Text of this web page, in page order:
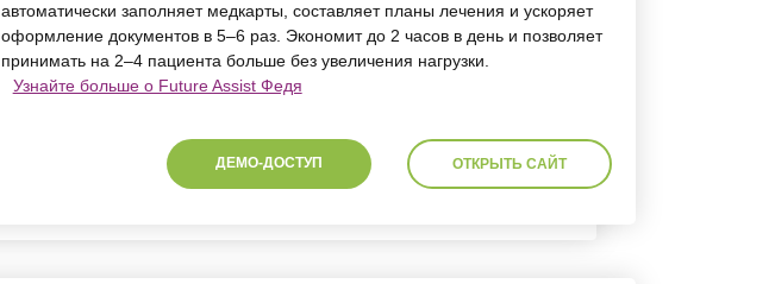
автоматически заполняет медкарты, составляет планы лечения и ускоряет
оформление документов в 5–6 раз. Экономит до 2 часов в день и позволяет
принимать на 2–4 пациента больше без увеличения нагрузки.
Узнайте больше о Future Assist Федя
ДЕМО-ДОСТУП ОТКРЫТЬ САЙТ